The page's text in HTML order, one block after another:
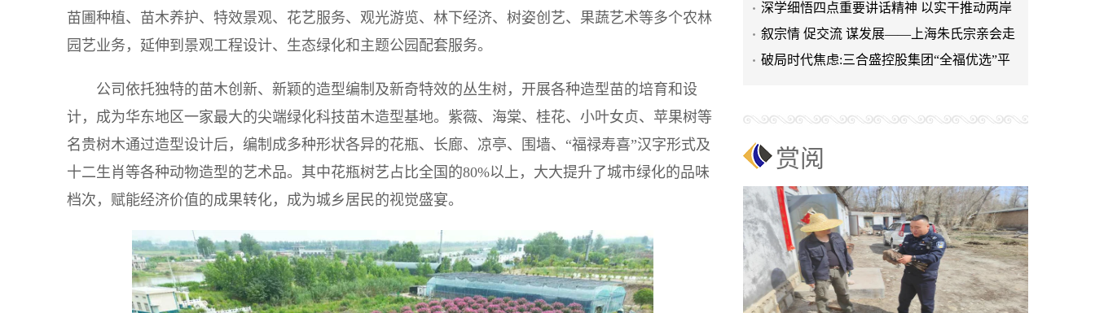
苗圃种植、苗木养护、特效景观、花艺服务、观光游览、林下经济、树姿创艺、果蔬艺术等多个农林
园艺业务，延伸到景观工程设计、生态绿化和主题公园配套服务。
公司依托独特的苗木创新、新颖的造型编制及新奇特效的丛生树，开展各种造型苗的培育和设
计，成为华东地区一家最大的尖端绿化科技苗木造型基地。紫薇、海棠、桂花、小叶女贞、苹果树等
名贵树木通过造型设计后，编制成多种形状各异的花瓶、长廊、凉亭、围墙、“福禄寿喜”汉字形式及
十二生肖等各种动物造型的艺术品。其中花瓶树艺占比全国的80%以上，大大提升了城市绿化的品味
档次，赋能经济价值的成果转化，成为城乡居民的视觉盛宴。
程有限公司发展纪实
深学细悟四点重要讲话精神 以实干推动两岸
融合发展
叙宗情 促交流 谋发展——上海朱氏宗亲会走
进上海晨烨家具有限公
破局时代焦虑:三合盛控股集团“全福优选”平
赏阅